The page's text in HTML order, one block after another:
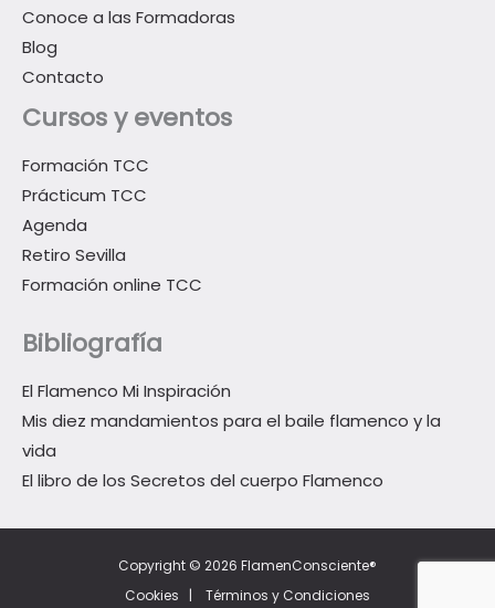
Conoce a las Formadoras
Blog
Contacto
Cursos y eventos
Formación TCC
Prácticum TCC
Agenda
Retiro Sevilla
Formación online TCC
Bibliografía
El Flamenco Mi Inspiración
Mis diez mandamientos para el baile flamenco y la
vida
El libro de los Secretos del cuerpo Flamenco
Copyright © 2026 FlamenConsciente®
Cookies | Términos y Condiciones